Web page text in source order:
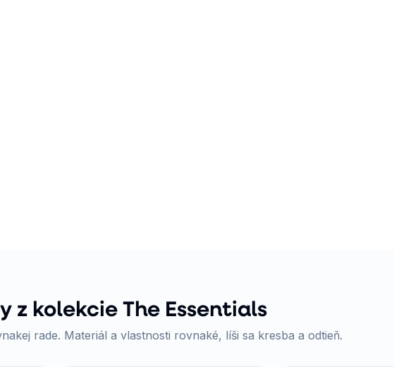
z kolekcie The Essentials
rade. Materiál a vlastnosti rovnaké, líši sa kresba a odtieň.